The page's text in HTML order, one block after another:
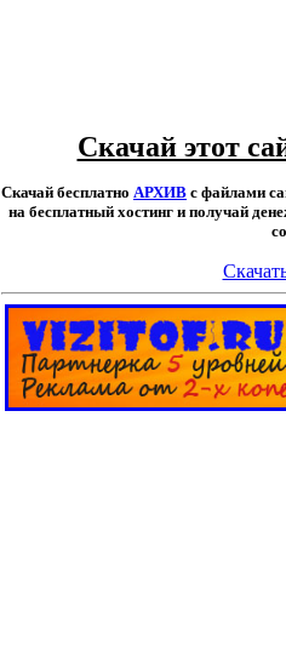
Скачай этот
Скачай бесплатно АРХИВ с файлами
на бесплатный хостинг и получай